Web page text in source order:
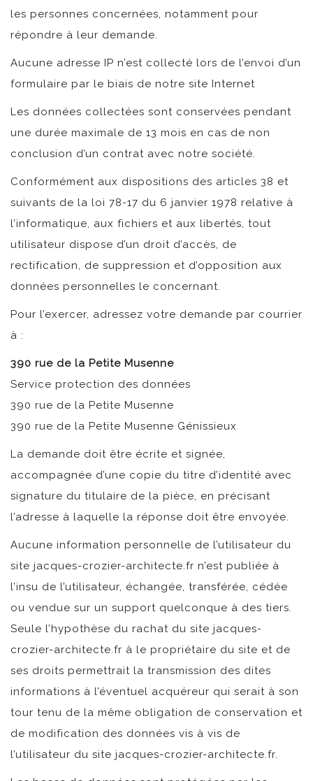
les personnes concernées, notamment pour
répondre à leur demande.
Aucune adresse IP n’est collecté lors de l’envoi d’un
formulaire par le biais de notre site Internet
Les données collectées sont conservées pendant
une durée maximale de 13 mois en cas de non
conclusion d’un contrat avec notre société.
Conformément aux dispositions des articles 38 et
suivants de la loi 78-17 du 6 janvier 1978 relative à
l’informatique, aux fichiers et aux libertés, tout
utilisateur dispose d’un droit d’accès, de
rectification, de suppression et d’opposition aux
données personnelles le concernant.
Pour l’exercer, adressez votre demande par courrier
à :
390 rue de la Petite Musenne
Service protection des données
390 rue de la Petite Musenne
390 rue de la Petite Musenne Génissieux
La demande doit être écrite et signée,
accompagnée d’une copie du titre d’identité avec
signature du titulaire de la pièce, en précisant
l’adresse à laquelle la réponse doit être envoyée.
Aucune information personnelle de l’utilisateur du
site jacques-crozier-architecte.fr n’est publiée à
l’insu de l’utilisateur, échangée, transférée, cédée
ou vendue sur un support quelconque à des tiers.
Seule l’hypothèse du rachat du site jacques-
crozier-architecte.fr à le propriétaire du site et de
ses droits permettrait la transmission des dites
informations à l’éventuel acquéreur qui serait à son
tour tenu de la même obligation de conservation et
de modification des données vis à vis de
l’utilisateur du site jacques-crozier-architecte.fr.